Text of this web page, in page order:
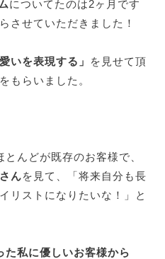
についてたのは2ヶ月です
させていただきました！
愛いを表現する」 を見せて頂
もらいました。
とんどが既存のお客様で、
んを見て、「将来自分も長
リストになりたいな！」と
た私に優しいお客様から